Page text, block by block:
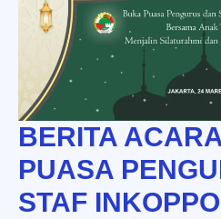
BERITA
PUASA
STAF